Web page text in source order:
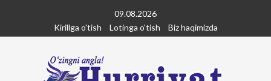
content
09.08.2026
Kirillga o'tish
Lotinga o'tish Biz haqimizda